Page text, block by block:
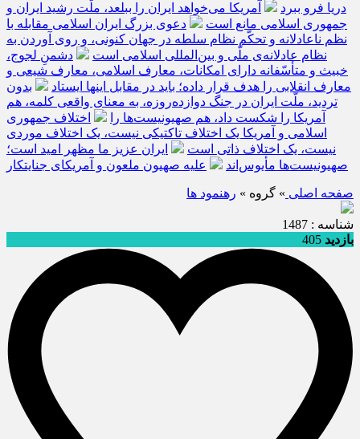
دریا فرو ببرد
آمریکا می‌خواهد ایران را ببلعد، ملّت رشید ایران و
جمهوری اسلامی مانع است
دعوی بزرگ ایران اسلامی مقابله با
نظم ناعادلانه و تحکّم نظام سلطه در جهان کنونی، و روی آوردن به
نظام عادلانه‌ی ملّی و بین‌المللی اسلامی است
دشمنِ لجوج،
خبیث و متأسّفانه دارای امکانات، معارف اسلامی، معارف شیعی و
معارف انقلابی را هدف قرار داده؛ باید در مقابل اینها ایستاد
بدون
تردید، ملّت ایران در جنگ دوازده‌روزه، به معنای واقعی کلمه، هم
آمریکا را شکست داد، هم صهیونیست‌ها را
اختلاف جمهوری
اسلامی و آمریکا یک اختلاف تاکتیکی نیست، یک اختلاف موردی
نیست، یک اختلاف ذاتی است
ایران عزیز ما مظهر امید است؛
صهیونیست‌ها مأیوس‌اند
علیه صهیون ملعون و آمریکای جنایتکار
صفحه اصلی » گروه » رهنمود ها
شناسه : 1487
بازدید 405